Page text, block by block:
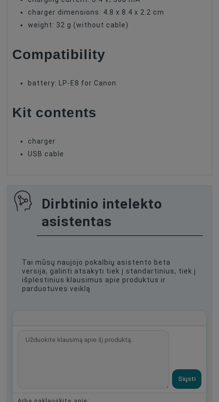
charger dimensions: 4.8 x 8.4 x 2.2 cm
weight: 32 g (without cable)
Compatibility
battery: LP-E8 for Canon
Kit contents
charger
USB cable
Dirbtinio intelekto
asistentas
Tai mūsų naujojo pokalbių asistento beta
versija, galinti atsakyti tiek į standartinius, tiek į
išplėstinius klausimus apie produktus ir
parduotuvės veiklą.
Siųsti